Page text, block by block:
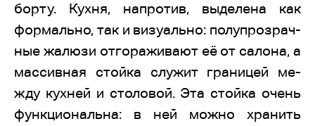
борту. Кухня, напротив, выделена как
формально, так и визуально: полупрозрач-
ные жалюзи отгораживают её от салона, а
массивная стойка служит границей ме-
жду кухней и столовой. Эта стойка очень
функциональна: в ней можно хранить